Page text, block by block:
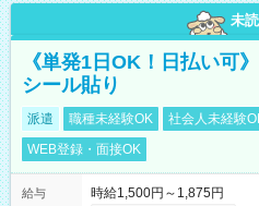
未読
《単発1日OK！日払い可
シール貼り
派遣 職種未経験OK 社会人未経験
WEB登録・面接OK
給与
時給1,500円～1,875円